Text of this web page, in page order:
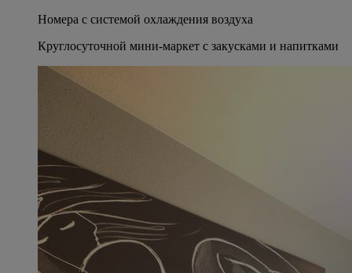
Номера с системой охлаждения воздуха
Круглосуточной мини-маркет с закусками и напитками